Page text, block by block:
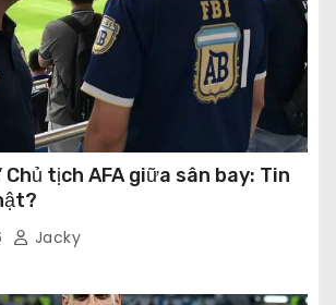
Chủ tịch AFA giữa sân bay: Tin
Jacky